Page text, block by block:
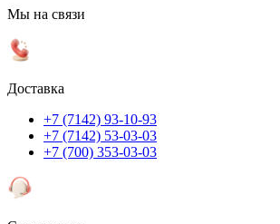
Мы на связи
Доставка
+7 (7142) 93-10-93
+7 (7142) 53-03-03
+7 (700) 353-03-03